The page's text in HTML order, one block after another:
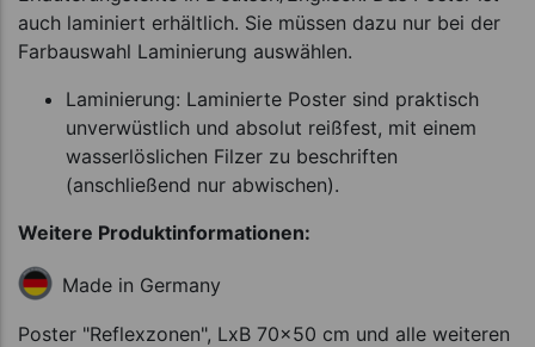
auch laminiert erhältlich. Sie müssen dazu nur bei der
Farbauswahl Laminierung auswählen.
Laminierung: Laminierte Poster sind praktisch
unverwüstlich und absolut reißfest, mit einem
wasserlöslichen Filzer zu beschriften
(anschließend nur abwischen).
Weitere Produktinformationen:
Made in Germany
Poster "Reflexzonen", LxB 70x50 cm und alle weiteren